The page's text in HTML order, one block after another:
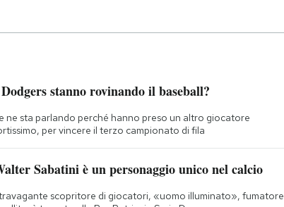
stanno rovinando il baseball?
ne sta parlando perché hanno preso un altro giocatore
per vincere il terzo campionato di fila
Sabatini è un personaggio unico nel calcio
scopritore di giocatori, «uomo illuminato», fumatore